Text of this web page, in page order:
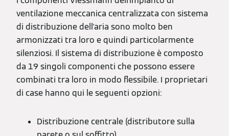
ventilazione meccanica centralizzata con sistema
di distribuzione dell'aria sono molto ben
armonizzati tra loro e quindi particolarmente
silenziosi. Il sistema di distribuzione è composto
da 19 singoli componenti che possono essere
combinati tra loro in modo flessibile. I proprietari
di case hanno qui le seguenti opzioni:
Distribuzione centrale (distributore sulla